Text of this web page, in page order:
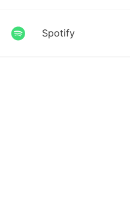
Spotify